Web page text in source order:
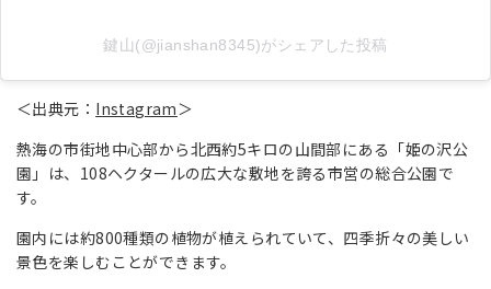
鍵山(@jianshan8345)がシェアした投稿
＜出典元： Instagram ＞
熱海の市街地中心部から北西約5キロの山間部にある「姫の沢公
園」は、108ヘクタールの広大な敷地を誇る市営の総合公園で
す。
園内には約800種類の植物が植えられていて、四季折々の美しい
景色を楽しむことができます。